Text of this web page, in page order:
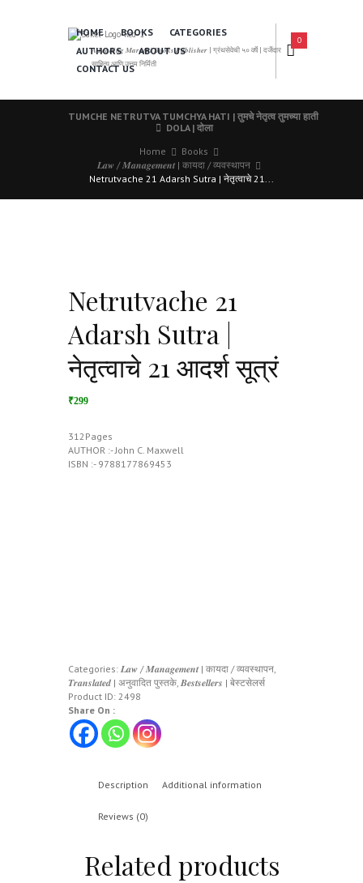
𝑨 𝑳𝒆𝒂𝒅𝒊𝒏𝒈 𝑴𝒂𝒓𝒂𝒕𝒉𝒊 𝑩𝒐𝒐𝒌𝒔 𝑷𝒖𝒃𝒍𝒊𝒔𝒉𝒆𝒓 | ग्रंथसेवेची ५० वर्षे | दर्जेदार
साहित्य आणि उत्तम निर्मिती
HOME BOOKS
CATEGORIES
AUTHORS
ABOUT US
CONTACT US
0
TUMCHE NETRUTVA TUMCHYA HATI | तुमचे नेतृत्व तुमच्या हाती
DOLA | दोला
Home
Books
𝑳𝒂𝒘 / 𝑴𝒂𝒏𝒂𝒈𝒆𝒎𝒆𝒏𝒕 | कायदा / व्यवस्थापन
Netrutvache 21 Adarsh Sutra | नेतृत्वाचे 21...
Netrutvache 21
Adarsh Sutra |
नेतृत्वाचे 21 आदर्श सूत्रं
₹299
312Pages
AUTHOR :- John C. Maxwell
ISBN :- 9788177869453
Categories: 𝑳𝒂𝒘 / 𝑴𝒂𝒏𝒂𝒈𝒆𝒎𝒆𝒏𝒕 | कायदा / व्यवस्थापन,
𝑻𝒓𝒂𝒏𝒔𝒍𝒂𝒕𝒆𝒅 | अनुवादित पुस्तके, 𝑩𝒆𝒔𝒕𝒔𝒆𝒍𝒍𝒆𝒓𝒔 | बेस्टसेलर्स
Product ID: 2498
Share On :
Description Additional information
Reviews (0)
Related products